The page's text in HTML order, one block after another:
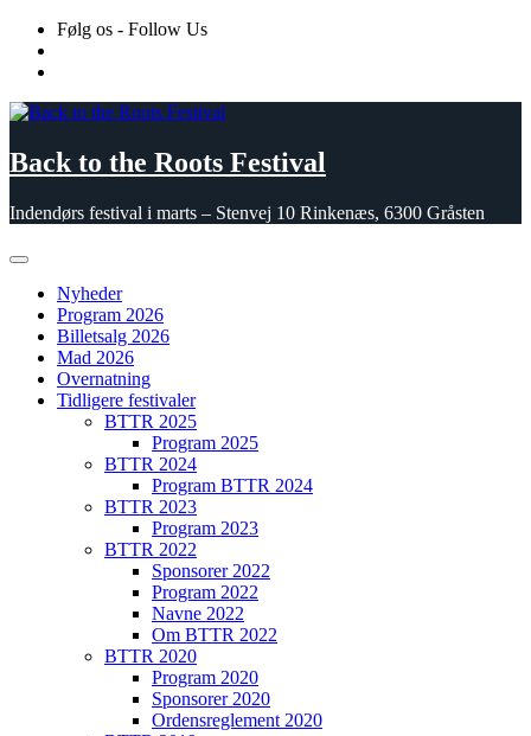
Skip
content
Følg os - Follow Us
Back to the Roots Festival
Indendørs festival i marts – Stenvej 10 Rinkenæs, 6300 Gråsten
Nyheder
Program 2026
Billetsalg 2026
Mad 2026
Overnatning
Tidligere festivaler
BTTR 2025
Program 2025
BTTR 2024
Program BTTR 2024
BTTR 2023
Program 2023
BTTR 2022
Sponsorer 2022
Program 2022
Navne 2022
Om BTTR 2022
BTTR 2020
Program 2020
Sponsorer 2020
Ordensreglement 2020